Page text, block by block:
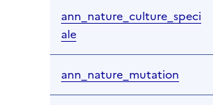
ann_nature_culture_speci
ale
ann_nature_mutation